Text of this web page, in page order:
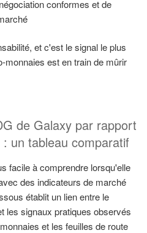
conformes et de
et c'est le signal le plus
monnaies est en train de mûrir
de Galaxy par rapport
un tableau comparatif
facile à comprendre lorsqu'elle
des indicateurs de marché
établit un lien entre le
les signaux pratiques observés
et les feuilles de route